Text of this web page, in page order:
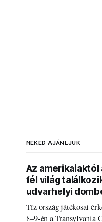
NEKED AJÁNLJUK
Az amerikaiaktól
fél világ
udvarhelyi
Tíz ország játékosai
8–9-én a Transylvania